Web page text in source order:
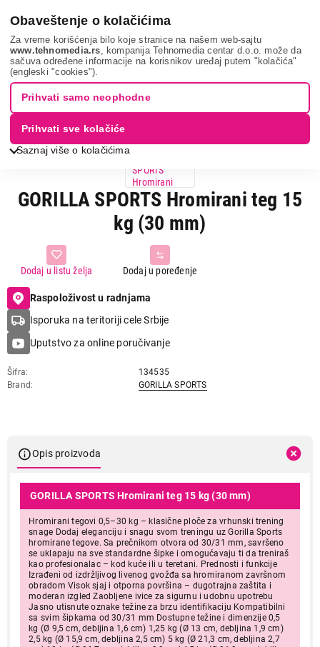
Obaveštenje o kolačićima
Za vreme korišćenja bilo koje stranice na našem web-sajtu
www.tehnomedia.rs , kompanija Tehnomedia centar d.o.o. može da
sačuva određene informacije na korisnikov uređaj putem "kolačića"
(engleski "cookies").
Saznaj više o kolačićima
Prihvati samo neophodne
Prihvati sve kolačiće
Gorilla sports ...
GORILLA SPORTS Hromirani teg 15
kg (30 mm)
Dodaj u poređenje
Dodaj u listu želja
Raspoloživost u radnjama
Isporuka na teritoriji cele Srbije
Uputstvo za online poručivanje
Šifra
134535
Brand
GORILLA SPORTS
Opis proizvoda
GORILLA SPORTS Hromirani teg 15 kg (30 mm)
Hromirani tegovi 0,5–30 kg – klasične ploče za vrhunski trening
snage Dodaj eleganciju i snagu svom treningu uz Gorilla Sports
hromirane tegove. Sa prečnikom otvora od 30/31 mm, savršeno
se uklapaju na sve standardne šipke i omogućavaju ti da treniraš
kao profesionalac – kod kuće ili u teretani. Prednosti i funkcije
Izrađeni od izdržljivog livenog gvožđa sa hromiranom završnom
obradom Visok sjaj i otporna površina – dugotrajna zaštita i
moderan izgled Zaobljene ivice za sigurnu i udobnu upotrebu
Jasno utisnute oznake težine za brzu identifikaciju Kompatibilni
sa svim šipkama od 30/31 mm Dostupne težine i dimenzije 0,5
kg (Ø 9,5 cm, debljina 1,6 cm) 1,25 kg (Ø 13 cm, debljina 1,9 cm)
2,5 kg (Ø 15,9 cm, debljina 2,5 cm) 5 kg (Ø 21,3 cm, debljina 2,7